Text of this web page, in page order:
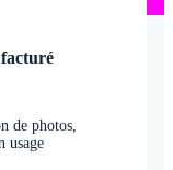
de photos,
usage